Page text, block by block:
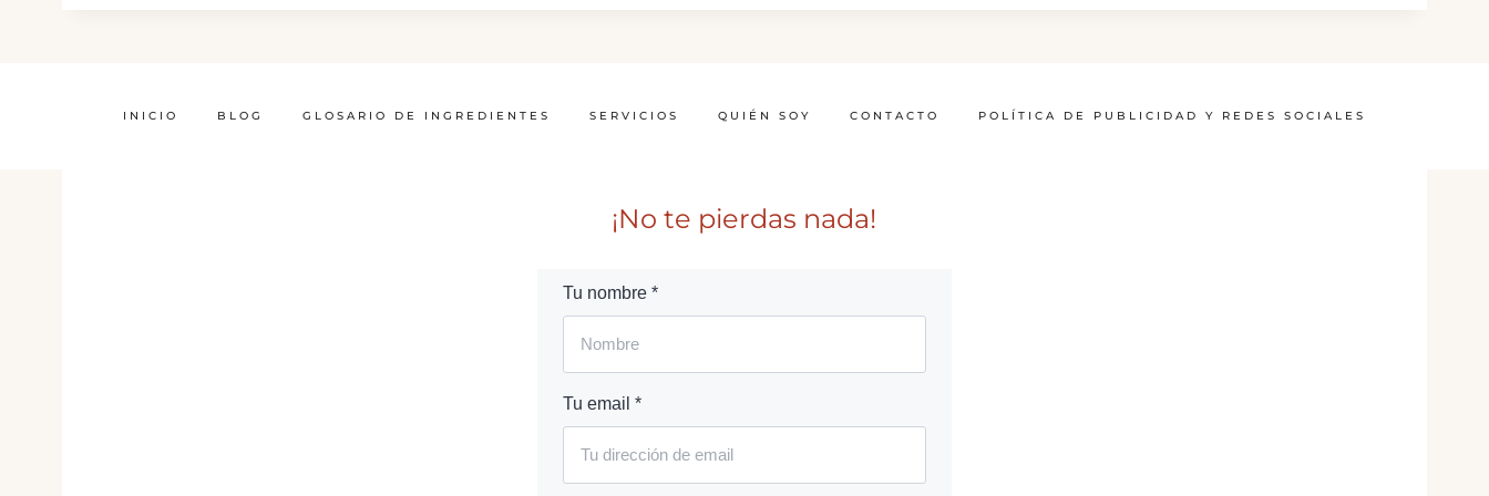
INICIO BLOG GLOSARIO DE INGREDIENTES SERVICIOS QUIÉN SOY CONTACTO POLÍTICA DE PUBLICIDAD Y REDES SOCIALES
¡No te pierdas nada!
Tu nombre *
Tu email *